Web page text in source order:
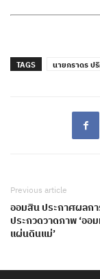
TAGS นายภราดร ป
Previous article
ออมสิน ประกาศผลก
ประกวดวาดภาพ ‘ออ
แผ่นดินแม่’